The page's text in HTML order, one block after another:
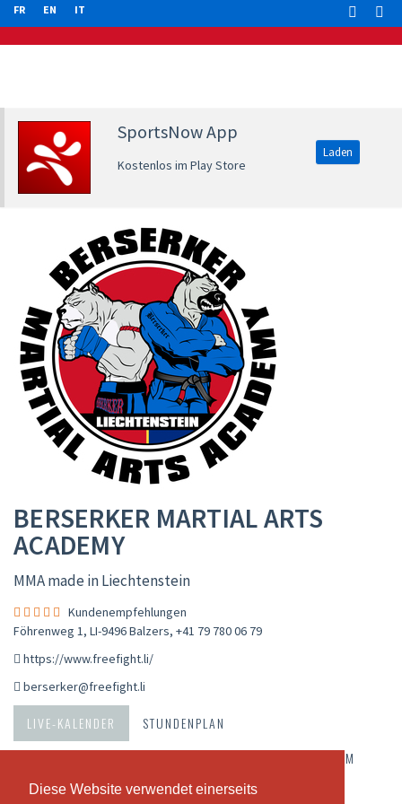
Diese Website verwendet einerseits
Diese Website verwendet einerseits
FR EN IT
SportsNow App
Kostenlos im Play Store
Laden
BERSERKER MARTIAL ARTS
ACADEMY
MMA made in Liechtenstein
Kundenempfehlungen
Föhrenweg 1, LI-9496 Balzers, +41 79 780 06 79
https://www.freefight.li/
berserker@freefight.li
LIVE-KALENDER
STUNDENPLAN
UNSER TEAM
KUNDENEMPFEHLUNGEN